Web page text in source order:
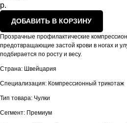
р.
ДОБАВИТЬ В КОРЗИНУ
Прозрачные профилактические
предотвращающие застой крови в ногах и
подбирается по росту и весу.
Страна: Швейцария
Специализация: Компрессионный трикотаж
Тип товара: Чулки
Сегмент: Премиум